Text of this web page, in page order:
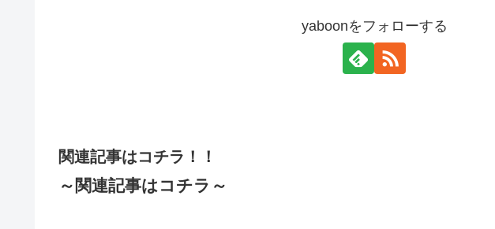
yaboonをフォローする
関連記事はコチラ！！
～関連記事はコチラ～